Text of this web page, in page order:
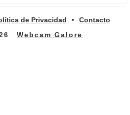
de Privacidad •
Contacto
Webcam Galore